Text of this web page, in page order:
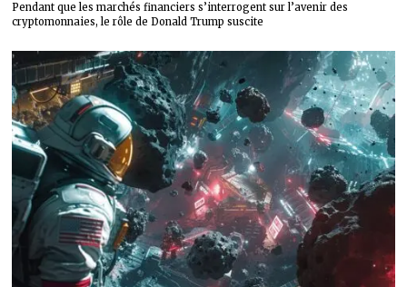
Pendant que les marchés financiers s’interrogent sur l’avenir des
cryptomonnaies, le rôle de Donald Trump suscite